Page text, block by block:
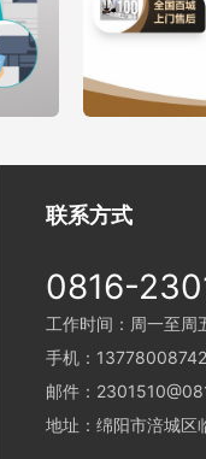
联系方式
0816-
工作时间：周一至
手机：13778008742
邮件：
地址：绵阳市涪城区